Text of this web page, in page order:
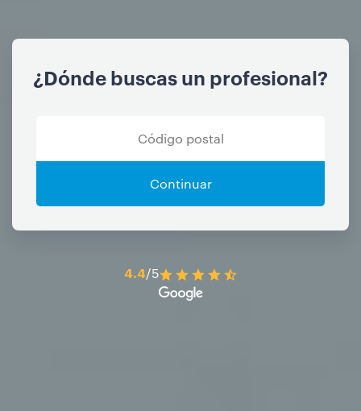
¿Dónde buscas un profesional?
Continuar
4.4/5